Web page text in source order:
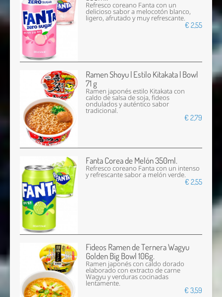
Refresco coreano Fanta con un
delicioso sabor a melocotón blanco,
ligero, afrutado y muy refrescante.
€ 2,55
Ramen Shoyu | Estilo Kitakata | Bowl
71 g
Ramen japonés estilo Kitakata con
caldo de salsa de soja, fideos
ondulados y auténtico sabor
tradicional.
€ 2,79
Fanta Corea de Melón 350ml.
Refresco coreano Fanta con un intenso
y refrescante sabor a melón verde.
€ 2,55
Fideos Ramen de Ternera Wagyu
Golden Big Bowl 106g.
Ramen japonés con caldo dorado
elaborado con extracto de carne
Wagyu y verduras cocinadas
lentamente.
€ 3,59